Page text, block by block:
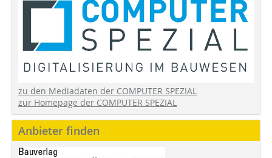
zu den Mediadaten der COMPUTER SPEZIAL
zur Homepage der COMPUTER SPEZIAL
Anbieter finden